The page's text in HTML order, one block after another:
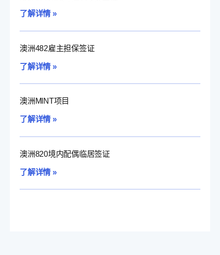
了解详情 »
澳洲482雇主担保签证
了解详情 »
澳洲MINT项目
了解详情 »
澳洲820境内配偶临居签证
了解详情 »